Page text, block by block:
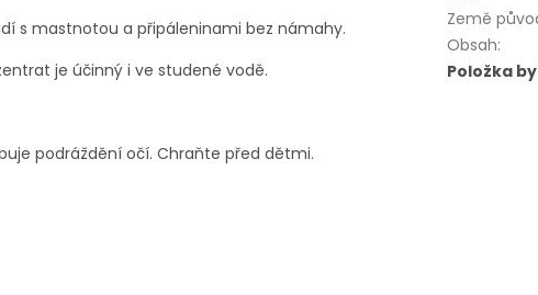
s mastnotou a připáleninami bez námahy.
je účinný i ve studené vodě.
podráždění očí. Chraňte před dětmi.
Země
Obsah:
Položka